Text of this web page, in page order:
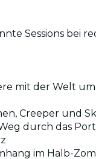
Sessions bei
mit der Welt
Creeper und
durch das
im Halb-